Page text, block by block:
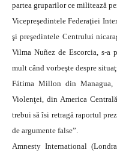
partea gruparilor ce militează
Vicepreşedintele Federaţiei
şi preşedintele Centrului
Vilma Nuñez de Escorcia, s-a
mult când vorbeşte despre
Fátima Millon din Managua,
Violenţei, din America
trebui să îsi retragă raportul
de argumente false”.
Amnesty International